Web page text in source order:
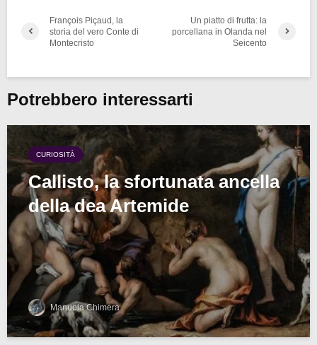
François Piçaud, la
storia del vero Conte di
Montecristo
Un piatto di frutta: la
porcellana in Olanda nel
Seicento
Potrebbero interessarti
CURIOSITÀ
Callisto, la sfortunata ancella
della dea Artemide
Manuela Chimera